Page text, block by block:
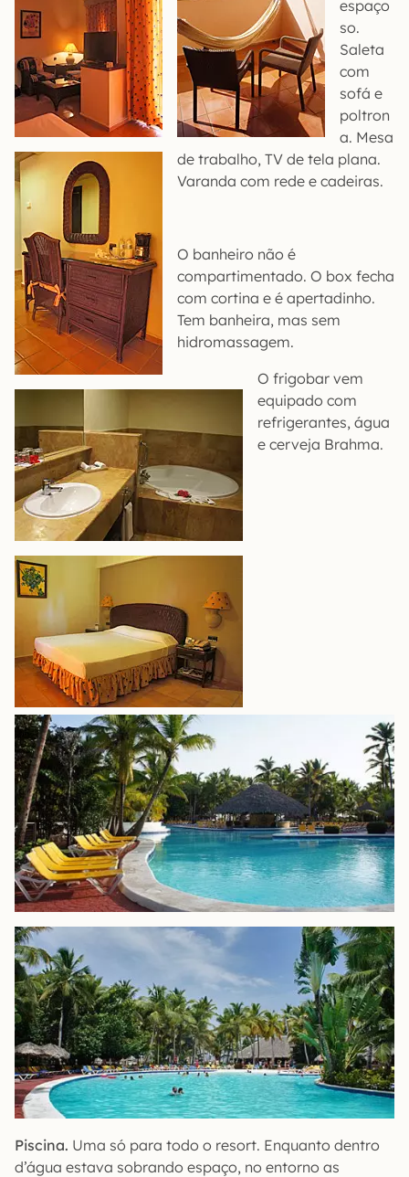
espaço
so.
Saleta
com
sofá e
poltron
a. Mesa
de trabalho, TV de tela plana.
Varanda com rede e cadeiras.
O banheiro não é
compartimentado. O box fecha
com cortina e é apertadinho.
Tem banheira, mas sem
hidromassagem.
O frigobar vem
equipado com
refrigerantes, água
e cerveja Brahma.
Piscina. Uma só para todo o resort. Enquanto dentro
d’água estava sobrando espaço, no entorno as